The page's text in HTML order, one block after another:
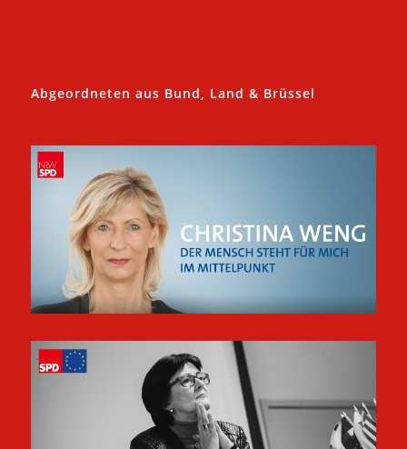
Abgeordneten aus Bund, Land & Brüssel